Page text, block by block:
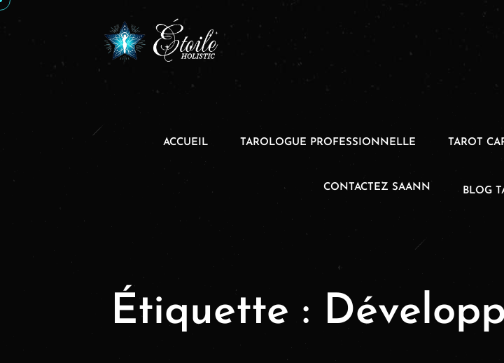
ACCUEIL TAROLOGUE PROFESSIONNELLE TAROT
CONTACTEZ SAANN BLOG
Étiquette :